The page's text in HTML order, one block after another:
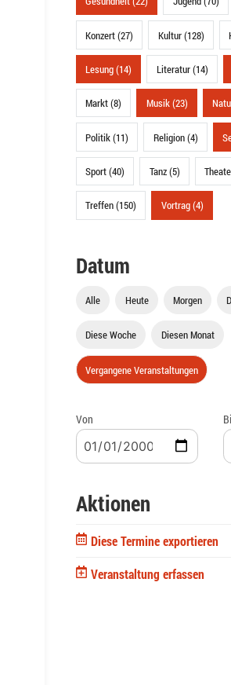
Konzert (27) Kultur (128)
Lesung (14) Literatur (14)
Markt (8) Musik (23)
Politik (11) Religion (4)
Sport (40) Tanz (5)
Treffen (150) Vortrag (4)
Datum
Alle Heute Morgen
Diese Woche Diesen Monat
Vergangene Veranstaltungen
Von
Aktionen
Diese Termine exportieren
Veranstaltung erfassen